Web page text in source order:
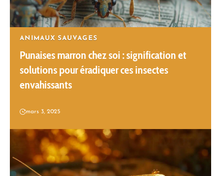
ANIMAUX SAUVAGES
Punaises marron chez soi : signification et
solutions pour éradiquer ces insectes
envahissants
mars 3, 2025